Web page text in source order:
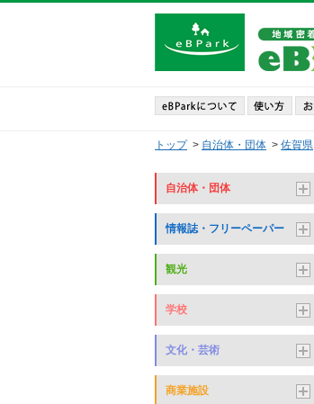
トップ> 自治体・団体 > 佐賀県
自治体・団体
情報誌・フリーペーパー
観光
学校
文化・芸術
商業施設